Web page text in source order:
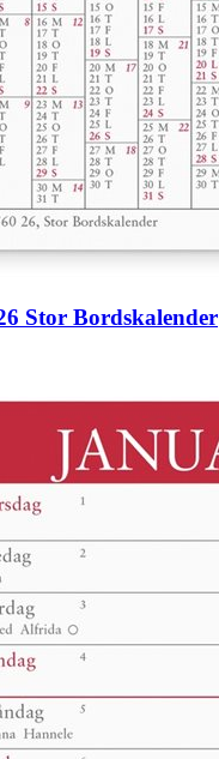
Stor Bordskalender